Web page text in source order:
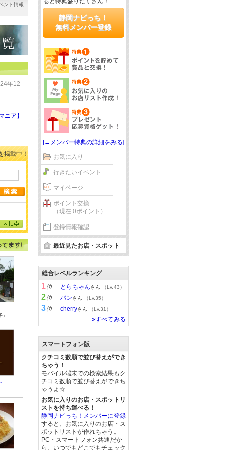
ント情報
年12
ア】
掲載中！
静岡ナビっち！
無料メンバー登録
[→メンバー特典の詳細をみる]
お気に入り
行きたいイベント
マイページ
ポイント交換
（現在 0ポイント）
登録情報確認
最近見たお店・スポット
総合レベルランキング
1位 とらちゃんさん （Lv.43）
2位 バンさん （Lv.35）
3位 cherryさん （Lv.31）
»すべてみる
スマートフォン版
クチコミ数順で並び替えができ
ちゃう！
モバイル端末での検索結果もク
チコミ数順で並び替えができち
ゃうよ☆
お気に入りのお店・スポットリ
ストを持ち運べる！
静岡ナビっち！メンバーに登録
すると、お気に入りのお店・ス
ポットリストが作れちゃう。
PC・スマートフォン共通だか
ら、いつでもどこでもチェック